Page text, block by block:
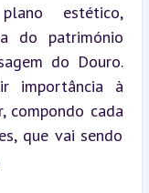
estético,
do património
do Douro.
importância à
compondo cada
que vai sendo